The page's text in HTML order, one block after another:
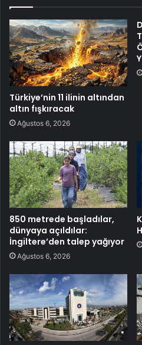
Türkiye’nin 11 ilinin altından
altın fışkıracak
Ağustos 6, 2026
850 metrede başladılar,
dünyaya açıldılar:
İngiltere’den talep yağıyor
Ağustos 6, 2026